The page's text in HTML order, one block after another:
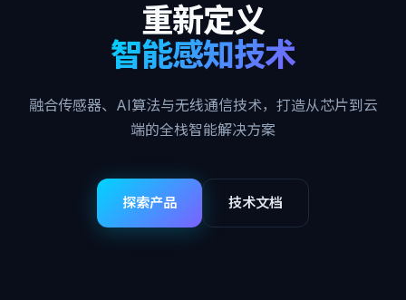
重新定义
智能感知技术
融合传感器、AI算法与无线通信技术，打造从芯片到云
端的全栈智能解决方案
探索产品 技术文档